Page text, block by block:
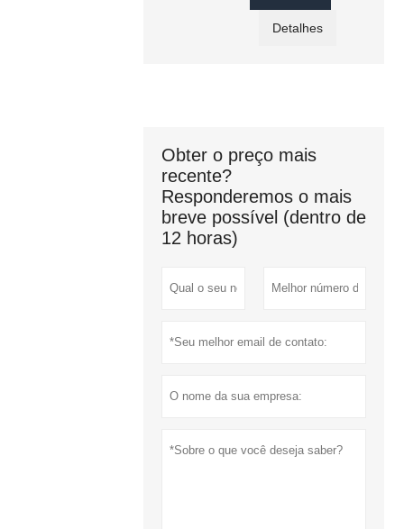
Detalhes
Obter o preço mais
recente?
Responderemos o mais
breve possível (dentro de
12 horas)